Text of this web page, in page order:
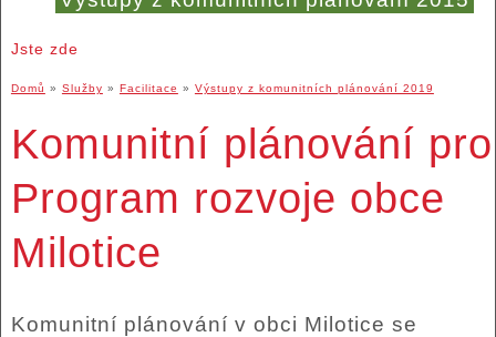
Jste zde
Domů » Služby » Facilitace » Výstupy z komunitních plánování 2019
Komunitní plánování pro
Program rozvoje obce
Milotice
Komunitní plánování v obci Milotice se